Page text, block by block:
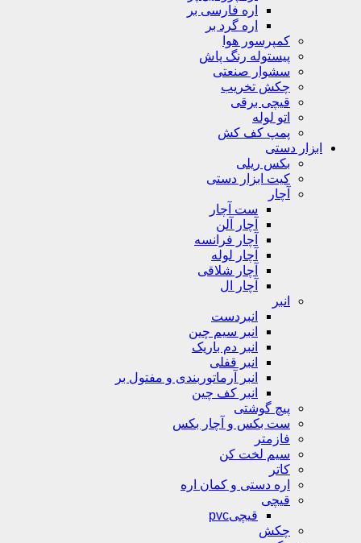
اره فارسی بر
اره گرد بر
کمپرسور هوا
پیستوله رنگ پاش
سشوار صنعتی
چکش تخریب
قیچی برقی
اتو لوله
پمپ کف کش
ابزار دستی
بکس ریلی
کیت ابزار دستی
آچار
ست آچار
آچار آلن
آچار فرانسه
آچار لوله
آچار شلاقی
آچار ال
انبر
انبردست
انبر سیم چین
انبر دم باریک
انبر قفلی
انبر آرماتوربندی و مفتول بر
انبر کف چین
پیچ گوشتی
ست بکس و آچار بکس
فازمتر
سیم لخت کن
کاتر
اره دستی و کمان اره
قیچی
قیچیpvc
چکش